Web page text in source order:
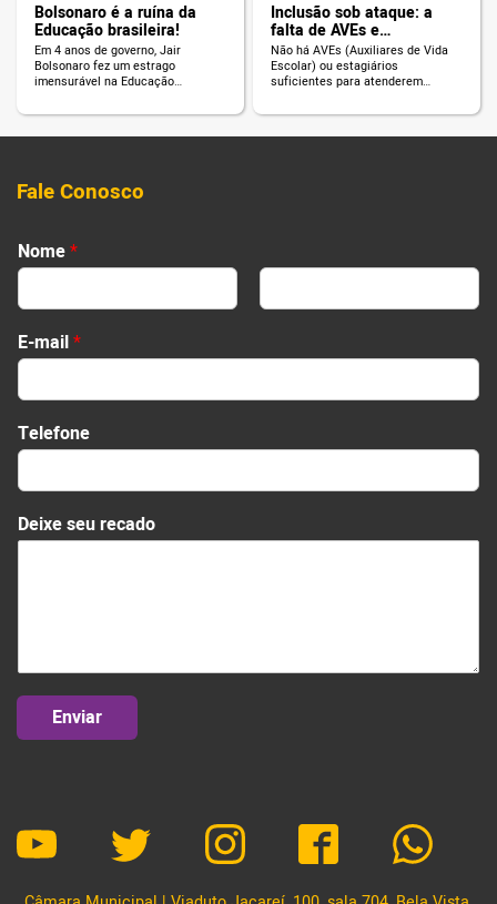
Bolsonaro é a ruína da
Educação brasileira!
Em 4 anos de governo, Jair
Bolsonaro fez um estrago
imensurável na Educação
Inclusão sob ataque: a
falta de AVEs e
estagiários
Não há AVEs (Auxiliares de Vida
Escolar) ou estagiários
suficientes para atenderem
escolas da cidade de São Paulo.
Fale Conosco
N
o
e
N
o
e
Nome*
First Last
E-mail*
Telefone
Deixe seu recado
Enviar